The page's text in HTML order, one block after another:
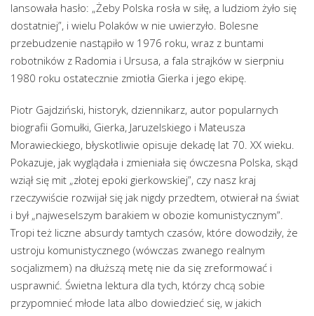
lansowała hasło: „Żeby Polska rosła w siłę, a ludziom żyło się
dostatniej”, i wielu Polaków w nie uwierzyło. Bolesne
przebudzenie nastąpiło w 1976 roku, wraz z buntami
robotników z Radomia i Ursusa, a fala strajków w sierpniu
1980 roku ostatecznie zmiotła Gierka i jego ekipę.
Piotr Gajdziński, historyk, dziennikarz, autor popularnych
biografii Gomułki, Gierka, Jaruzelskiego i Mateusza
Morawieckiego, błyskotliwie opisuje dekadę lat 70. XX wieku.
Pokazuje, jak wyglądała i zmieniała się ówczesna Polska, skąd
wziął się mit „złotej epoki gierkowskiej”, czy nasz kraj
rzeczywiście rozwijał się jak nigdy przedtem, otwierał na świat
i był „najweselszym barakiem w obozie komunistycznym”.
Tropi też liczne absurdy tamtych czasów, które dowodziły, że
ustroju komunistycznego (wówczas zwanego realnym
socjalizmem) na dłuższą metę nie da się zreformować i
usprawnić. Świetna lektura dla tych, którzy chcą sobie
przypomnieć młode lata albo dowiedzieć się, w jakich